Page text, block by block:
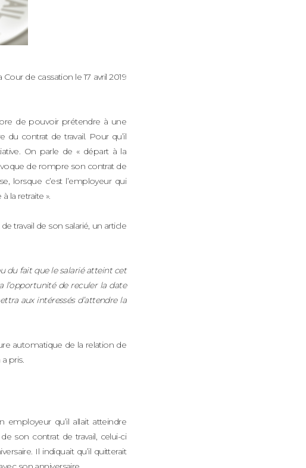
de cassation le 17 avril 2019
de pouvoir prétendre à une
du contrat de travail. Pour qu’il
On parle de « départ à la
de rompre son contrat de
lorsque c’est l’employeur qui
la retraite ».
travail de son salarié, un article
du fait que le salarié atteint cet
l’opportunité de reculer la date
aux intéressés d’attendre la
automatique de la relation de
pris.
qu’il allait atteindre
son contrat de travail, celui-ci
Il indiquait qu’il quitterait